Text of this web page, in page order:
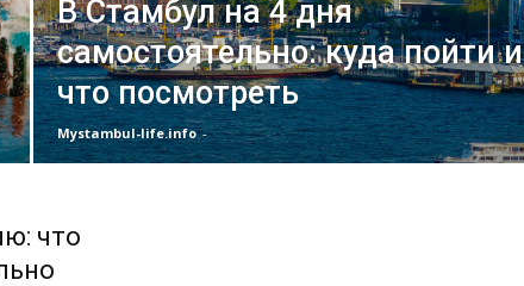
В Стамбул на 4 дня
самостоятельно: куда пойти и
что посмотреть
Mystambul-life.info -
что